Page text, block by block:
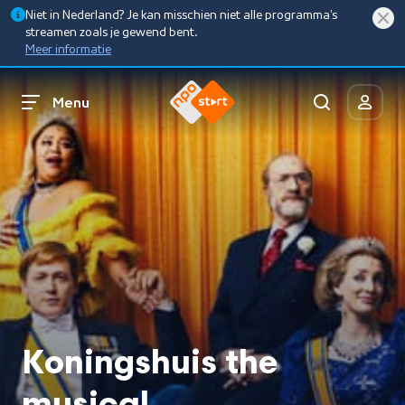
Niet in Nederland? Je kan misschien niet alle programma’s
streamen zoals je gewend bent.
Meer informatie
Menu
Koningshuis the